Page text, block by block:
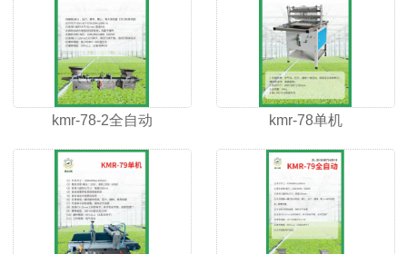
kmr-78-2全自动 kmr-78单机